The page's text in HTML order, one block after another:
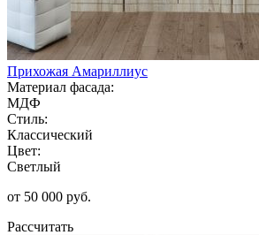
Прихожая Амариллиус
Материал фасада:
МДФ
Стиль:
Классический
Цвет:
Светлый
от 50 000 руб.
Рассчитать